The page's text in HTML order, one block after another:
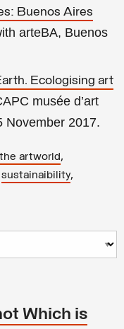
Buenos Aires
arteBA, Buenos
Ecologising art
musée d’art
November 2017.
artworld,
sustainaibility,
Which is